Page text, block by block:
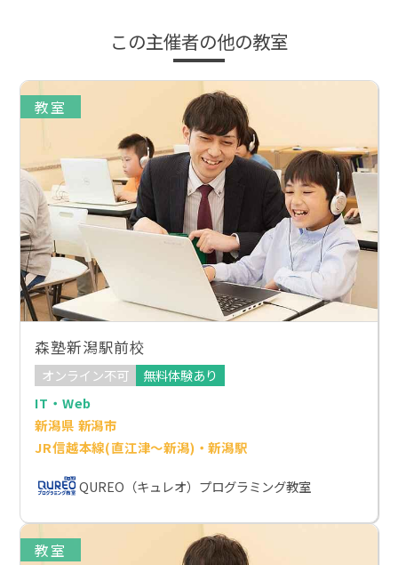
この主催者の他の教室
教室
森塾新潟駅前校
オンライン不可
無料体験あり
IT・Web
新潟県 新潟市
JR信越本線(直江津～新潟)・新潟駅
QUREO（キュレオ）プログラミング教室
教室